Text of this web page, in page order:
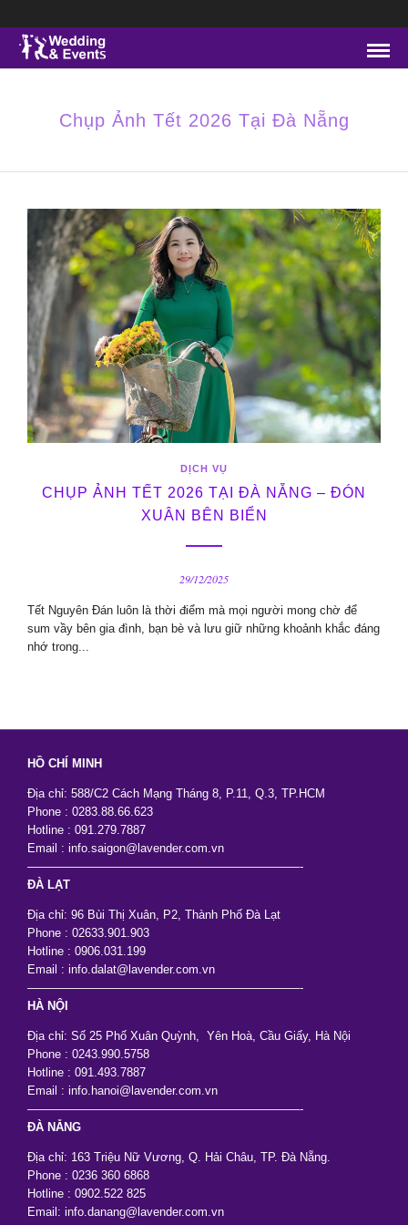
Chụp Ảnh Tết 2026 Tại Đà Nẵng
DỊCH VỤ
CHỤP ẢNH TẾT 2026 TẠI ĐÀ NẴNG – ĐÓN
XUÂN BÊN BIỂN
29/12/2025
Tết Nguyên Đán luôn là thời điểm mà mọi người mong chờ để
sum vầy bên gia đình, bạn bè và lưu giữ những khoảnh khắc đáng
nhớ trong...
HỒ CHÍ MINH
Địa chỉ: 588/C2 Cách Mạng Tháng 8, P.11, Q.3, TP.HCM
Phone : 0283.88.66.623
Hotline : 091.279.7887
Email : info.saigon@lavender.com.vn
———————————————————————-
ĐÀ LẠT
Địa chỉ: 96 Bùi Thị Xuân, P2, Thành Phố Đà Lạt
Phone : 02633.901.903
Hotline : 0906.031.199
Email : info.dalat@lavender.com.vn
———————————————————————-
HÀ NỘI
Địa chỉ: Số 25 Phố Xuân Quỳnh, Yên Hoà, Cầu Giấy, Hà Nội
Phone : 0243.990.5758
Hotline : 091.493.7887
Email : info.hanoi@lavender.com.vn
———————————————————————-
ĐÀ NẴNG
Địa chỉ: 163 Triệu Nữ Vương, Q. Hải Châu, TP. Đà Nẵng.
Phone : 0236 360 6868
Hotline : 0902.522 825
Email: info.danang@lavender.com.vn